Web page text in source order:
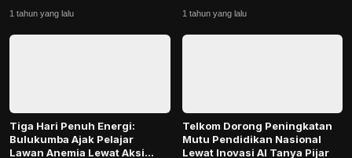
1 tahun yang lalu 1 tahun yang lalu
Tiga Hari Penuh Energi:
Bulukumba Ajak Pelajar
Lawan Anemia Lewat Aksi
Telkom Dorong Peningkatan
Mutu Pendidikan Nasional
Lewat Inovasi AI Tanya Pijar